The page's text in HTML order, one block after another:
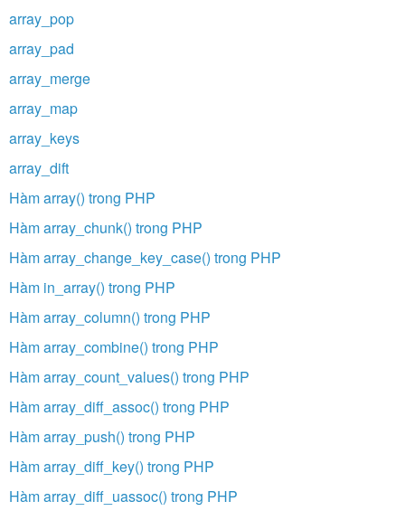
array_pop
array_pad
array_merge
array_map
array_keys
array_dift
Hàm array() trong PHP
Hàm array_chunk() trong PHP
Hàm array_change_key_case() trong PHP
Hàm in_array() trong PHP
Hàm array_column() trong PHP
Hàm array_combine() trong PHP
Hàm array_count_values() trong PHP
Hàm array_diff_assoc() trong PHP
Hàm array_push() trong PHP
Hàm array_diff_key() trong PHP
Hàm array_diff_uassoc() trong PHP